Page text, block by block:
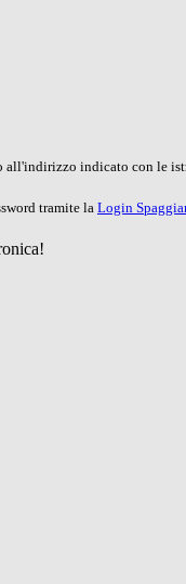
all'indirizzo indicato con le
tramite la Login